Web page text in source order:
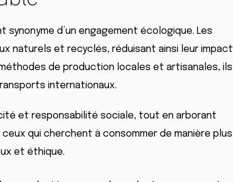
synonyme d’un engagement écologique. Les
naturels et recyclés, réduisant ainsi leur impact
de production locales et artisanales, ils
internationaux.
et responsabilité sociale, tout en arborant
qui cherchent à consommer de manière plus
et éthique.